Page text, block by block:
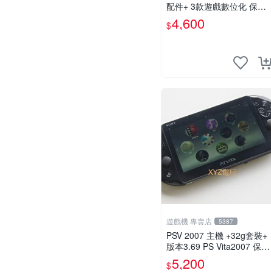
配件+ 3款遊戲數位化 保修
一年 品質有保障
$4,600
遊戲機 專賣店 5387
PSV 2007 主機 +32g套裝+
版本3.69 PS Vita2007 保修
一年 8成新
$5,200